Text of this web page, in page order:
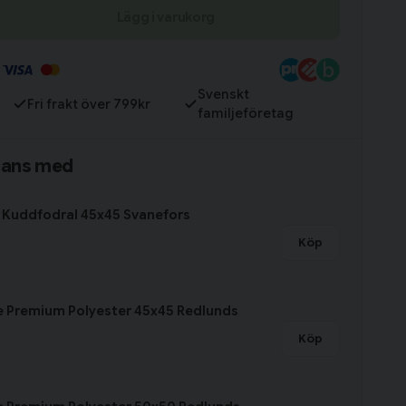
Fri frakt över 799kr
Svenskt
familjeföretag
med
Kuddfodral 45x45 Svanefors
Köp
Premium Polyester 45x45 Redlunds
Köp